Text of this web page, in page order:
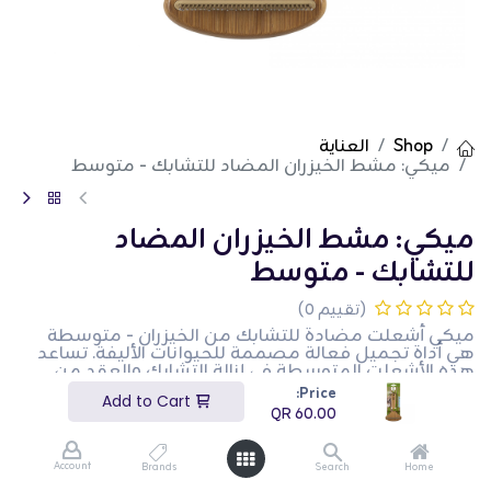
Price:
60.00
Home
Search
Brands
Account
Shop العناية
ميكي: مشط الخيزران المضاد للتشابك - متوسط
ميكي: مشط الخيزران المضاد
للتشابك - متوسط
(تقييم 0)
ميكي أشعلت مضادة للتشابك من الخيزران - متوسطة
هي أداة تجميل فعالة مصممة للحيوانات الأليفة. تساعد
هذه الأشعلت المتوسطة في إزالة التشابك والعقد من
المعطف، مما يجعله ناعمًا وسهل التحكم. إنها مثالية
لجلسات التجميل المنتظمة. هذا المنتج مثالي لأصحاب
الحيوانات الأليفة الذين يبحثون عن أداة تجميل صديقة
للبيئة وفعالة.
60.00
QR